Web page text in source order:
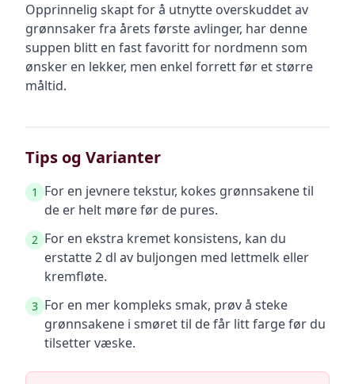
Opprinnelig skapt for å utnytte overskuddet av
grønnsaker fra årets første avlinger, har denne
suppen blitt en fast favoritt for nordmenn som
ønsker en lekker, men enkel forrett før et større
måltid.
Tips og Varianter
1
For en jevnere tekstur, kokes grønnsakene til
de er helt møre før de pures.
2 For en ekstra kremet konsistens, kan du
erstatte 2 dl av buljongen med lettmelk eller
kremfløte.
3 For en mer kompleks smak, prøv å steke
grønnsakene i smøret til de får litt farge før du
tilsetter væske.